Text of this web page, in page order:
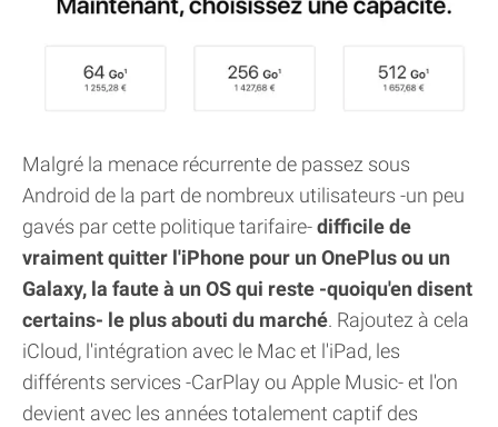
Malgré la menace récurrente de passez sous
Android de la part de nombreux utilisateurs -un peu
gavés par cette politique tarifaire-difficile de
vraiment quitter l'iPhone pour un OnePlus ou un
Galaxy, la faute à un OS qui reste -quoiqu'en disent
certains- le plus abouti du marché. Rajoutez à cela
iCloud, l'intégration avec le Mac et l'iPad, les
différents services -CarPlay ou Apple Music- et l'on
devient avec les années totalement captif des